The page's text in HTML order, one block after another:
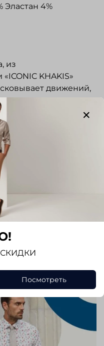
Эластан 4%
из
KHAKIS»
движений,
не мнется,
молнии, пояс с
под ремень, три
кармана с
подходят для
и путешествий._
Посмотреть